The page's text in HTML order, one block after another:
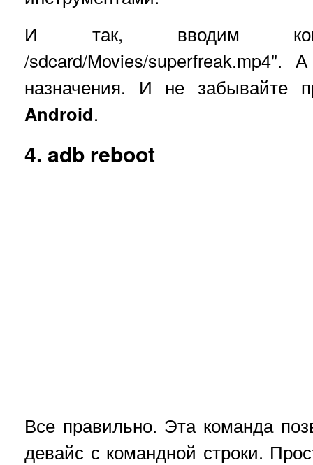
И так, вводим
/sdcard/Movies/superfreak.mp4".
назначения. И не забывайте
Android.
4. adb reboot
Все правильно. Эта команда
девайс с командной строки.